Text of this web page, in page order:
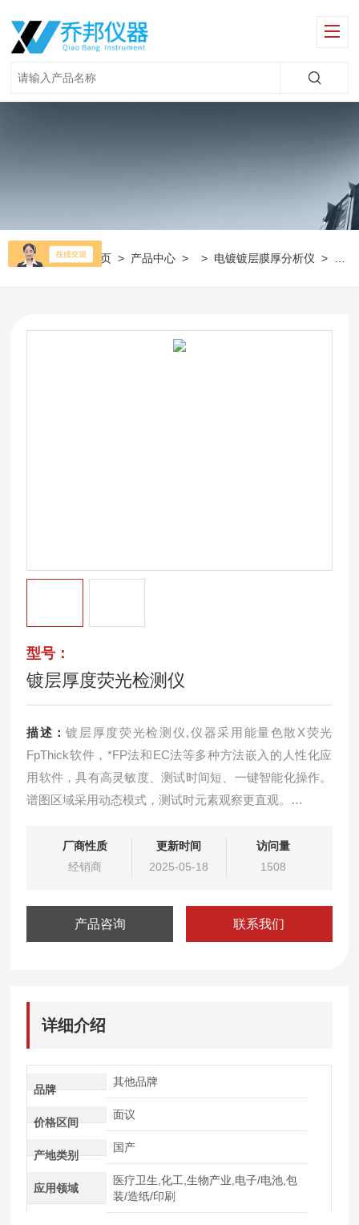
当前位置： 首页 > 产品中心 > > 电镀镀层膜厚分析仪 >
型号：
镀层厚度荧光检测仪
描述：镀层厚度荧光检测仪,仪器采用能量色散X荧光
FpThick软件，*FP法和EC法等多种方法嵌入的人性化应
用软件，具有高灵敏度、测试时间短、一键智能化操作。
谱图区域采用动态模式，测试时元素观察更直观。
置强度校正方法，可校正几何状态不同和结构密度不均匀
的样品造成的偏差。
厂商性质
经销商
更新时间
2025-05-18
访问量
1508
产品咨询 联系我们
详细介绍
品牌
其他品牌
价格区间
面议
产地类别
国产
应用领域
医疗卫生,化工,生物产业,电子/电池,包
装/造纸/印刷